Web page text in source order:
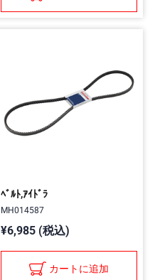
ﾍﾞﾙﾄ,ｱｲﾄﾞﾗ
MH014587
¥6,985 (税込)
カートに追加